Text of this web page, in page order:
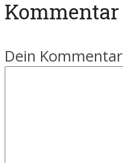
Kommentar
Dein Kommentar